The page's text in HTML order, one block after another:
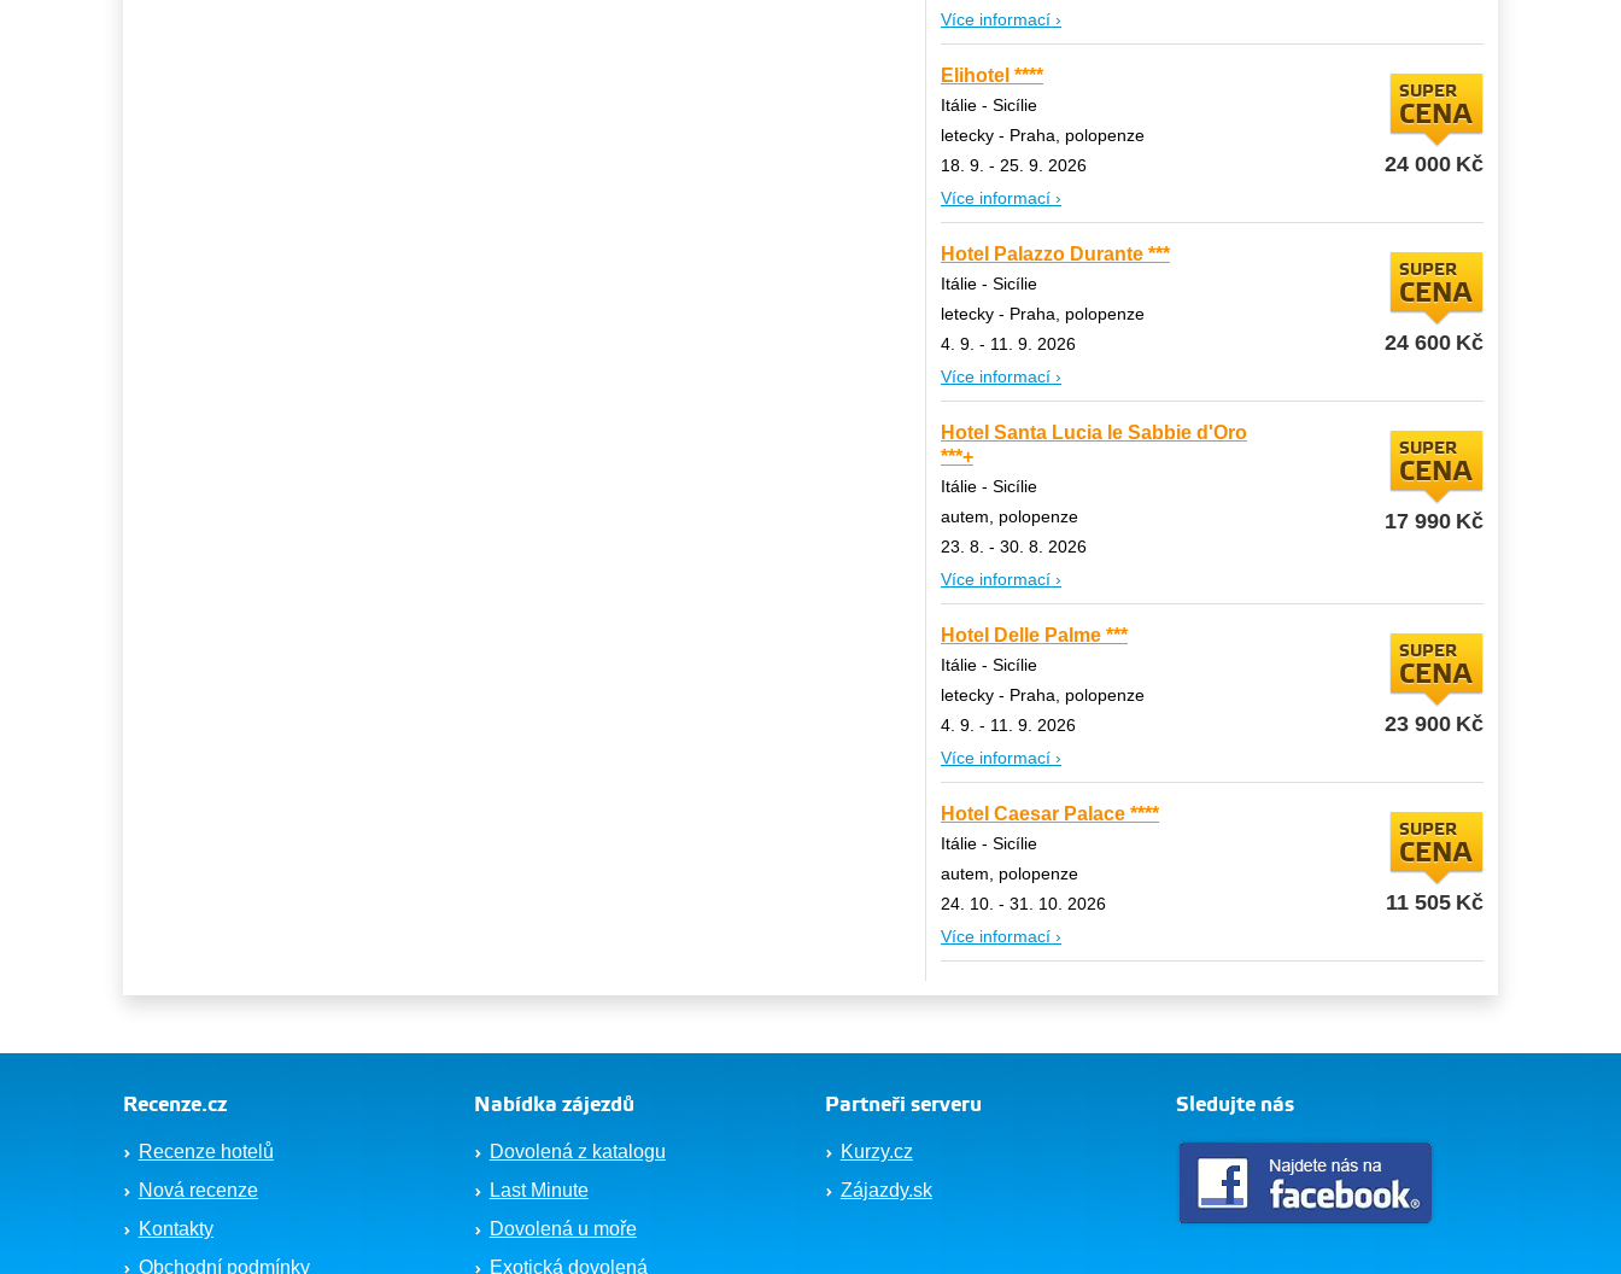
Více informací ›
Elihotel ****
Itálie - Sicílie
letecky - Praha, polopenze
18. 9. - 25. 9. 2026
Více informací ›
SUPER
CENA
24 000 Kč
Hotel Palazzo Durante ***
Itálie - Sicílie
letecky - Praha, polopenze
4. 9. - 11. 9. 2026
Více informací ›
SUPER
CENA
24 600 Kč
Hotel Santa Lucia le Sabbie d'Oro
***+
Itálie - Sicílie
autem, polopenze
23. 8. - 30. 8. 2026
Více informací ›
SUPER
CENA
17 990 Kč
Hotel Delle Palme ***
Itálie - Sicílie
letecky - Praha, polopenze
4. 9. - 11. 9. 2026
Více informací ›
SUPER
CENA
23 900 Kč
Hotel Caesar Palace ****
Itálie - Sicílie
autem, polopenze
24. 10. - 31. 10. 2026
Více informací ›
SUPER
CENA
11 505 Kč
Recenze.cz
Recenze hotelů
Nová recenze
Kontakty
Obchodní podmínky
Nabídka zájezdů
Dovolená z katalogu
Last Minute
Dovolená u moře
Exotická dovolená
Partneři serveru
Kurzy.cz
Zájazdy.sk
Sledujte nás